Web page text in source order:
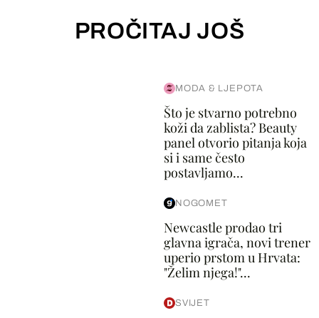
PROČITAJ JOŠ
MODA & LJEPOTA
Što je stvarno potrebno
koži da zablista? Beauty
panel otvorio pitanja koja
si i same često
postavljamo...
NOGOMET
Newcastle prodao tri
glavna igrača, novi trener
uperio prstom u Hrvata:
"Želim njega!"...
SVIJET